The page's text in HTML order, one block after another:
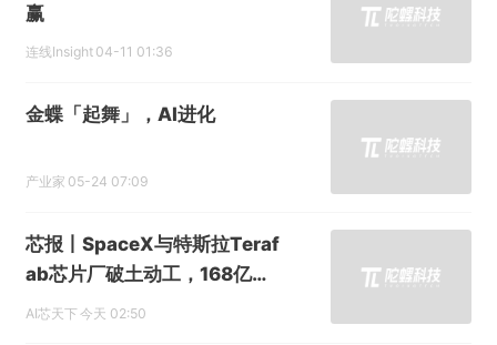
赢
连线Insight 04-11 01:36
金蝶「起舞」，AI进化
产业家 05-24 07:09
芯报丨SpaceX与特斯拉Teraf
ab芯片厂破土动工，168亿美
元投资布局逻辑与存储制造
AI芯天下今天 02:50